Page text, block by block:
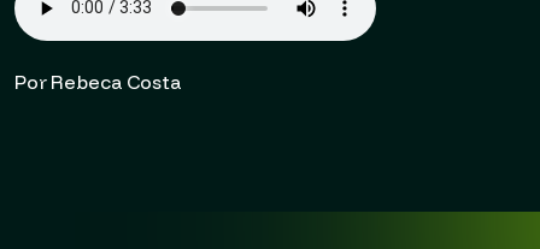
Por Rebeca Costa